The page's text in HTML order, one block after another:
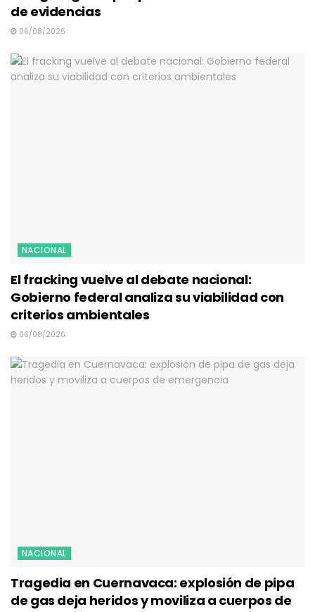
de evidencias
06/08/2026
NACIONAL
El fracking vuelve al debate nacional:
Gobierno federal analiza su viabilidad con
criterios ambientales
06/08/2026
NACIONAL
Tragedia en Cuernavaca: explosión de pipa
de gas deja heridos y moviliza a cuerpos de